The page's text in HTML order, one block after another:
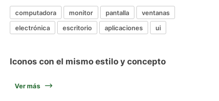
computadora monitor pantalla
ventanas
electrónica
escritorio aplicaciones ui
Iconos con el mismo estilo y concepto
Ver más